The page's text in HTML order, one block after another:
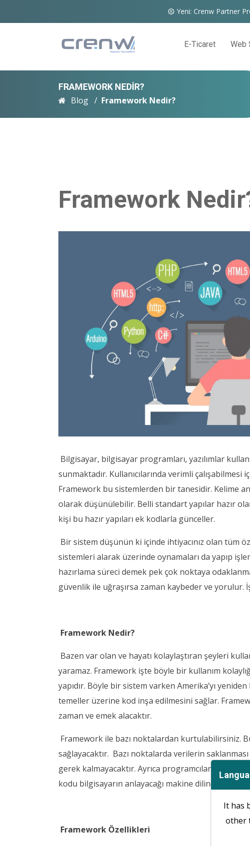
Yeni: Crenw Partner
E-Ticaret Web
FRAMEWORK NEDIR?
Blog Framework Nedir?
Framework
Bilgisayar, bilgisayar programları, yazılımlar
sunmaktadır. Kullanıcılarında verimli
Framework bu sistemlerden bir tanesidir. Kelime
olarak düşünülebilir. Belli standart yapılar hazır
kişi bu hazır yapıları ek kodlarla günceller.
Bir sistem düşünün ki içinde ihtiyacınız olan tüm
sistemleri alarak üzerinde oynamaları da yapıp
hazırlama süreci demek pek çok noktaya
güvenlik ile uğraşırsa zaman kaybeder ve
Framework Nedir?
Bazen var olan ve hayatı kolaylaştıran şeyleri
yaramaz. Framework işte böyle bir kullanım
yapıdır. Böyle bir sistem varken Amerika’yı
temeller üzerine kod inşa edilmesini sağlar.
zaman ve emek alacaktır.
Framework ile bazı noktalardan kurtulabilirsiniz.
sağlayacaktır. Bazı noktalarda verilerin
gerek kalmayacaktır. Ayrıca programcılar hangi
kodu bilgisayarın anlayacağı makine diline çevirir.
Framework Özellikleri
It has
other